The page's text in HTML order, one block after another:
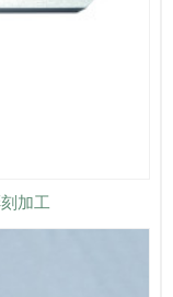
加工